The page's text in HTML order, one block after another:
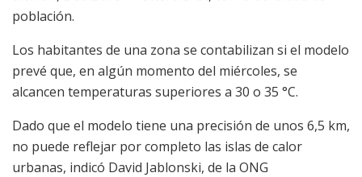
población.
Los habitantes de una zona se contabilizan si el modelo
prevé que, en algún momento del miércoles, se
alcancen temperaturas superiores a 30 o 35 °C.
Dado que el modelo tiene una precisión de unos 6,5 km,
no puede reflejar por completo las islas de calor
urbanas, indicó David Jablonski, de la ONG